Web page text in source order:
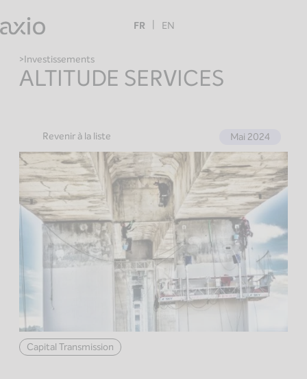
to
content
FR EN
Investissements
ALTITUDE SERVICES
Revenir à la liste Mai 2024
Capital Transmission